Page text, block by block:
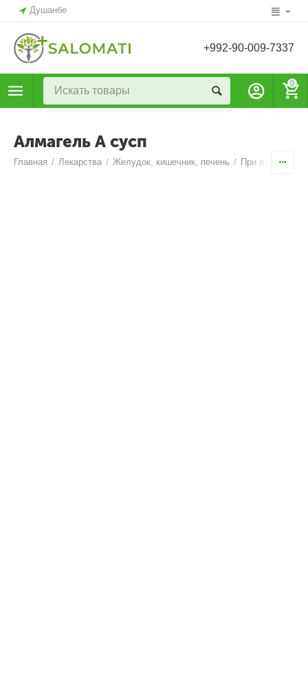
Душанбе
+992-90-009-7337
0
Алмагель А сусп
Главная / Лекарства / Желудок, кишечник, печень / При язве и